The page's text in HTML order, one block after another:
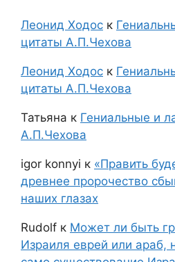
Леонид Ходос к
цитаты А.П.Чехова
Леонид Ходос к
цитаты А.П.Чехова
Татьяна к Гениальные и
А.П.Чехова
igor konnyi к «Править
древнее пророчество
наших глазах
Rudolf к Может ли быть
Израиля еврей или араб,